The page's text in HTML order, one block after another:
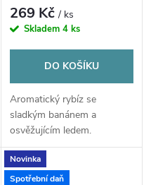
269 Kč/ ks
Skladem 4 ks
DO KOŠÍKU
Aromatický rybíz se
sladkým banánem a
osvěžujícím ledem.
Neobvyklé, ale harmonické.
Novinka
Spotřební daň